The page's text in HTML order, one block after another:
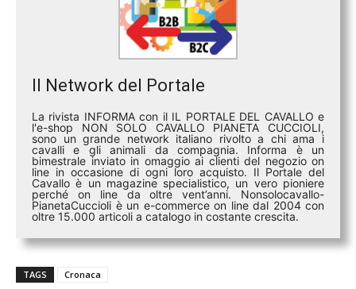
Il Network del Portale
La rivista INFORMA con il IL PORTALE DEL CAVALLO e
l'e-shop NON SOLO CAVALLO PIANETA CUCCIOLI,
sono un grande network italiano rivolto a chi ama i
cavalli e gli animali da compagnia. Informa è un
bimestrale inviato in omaggio ai clienti del negozio on
line in occasione di ogni loro acquisto. Il Portale del
Cavallo è un magazine specialistico, un vero pioniere
perché on line da oltre vent’anni. Nonsolocavallo-
PianetaCuccioli è un e-commerce on line dal 2004 con
oltre 15.000 articoli a catalogo in costante crescita.
TAGS Cronaca